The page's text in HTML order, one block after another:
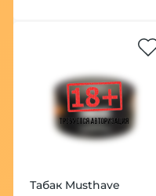
Табак Musthave